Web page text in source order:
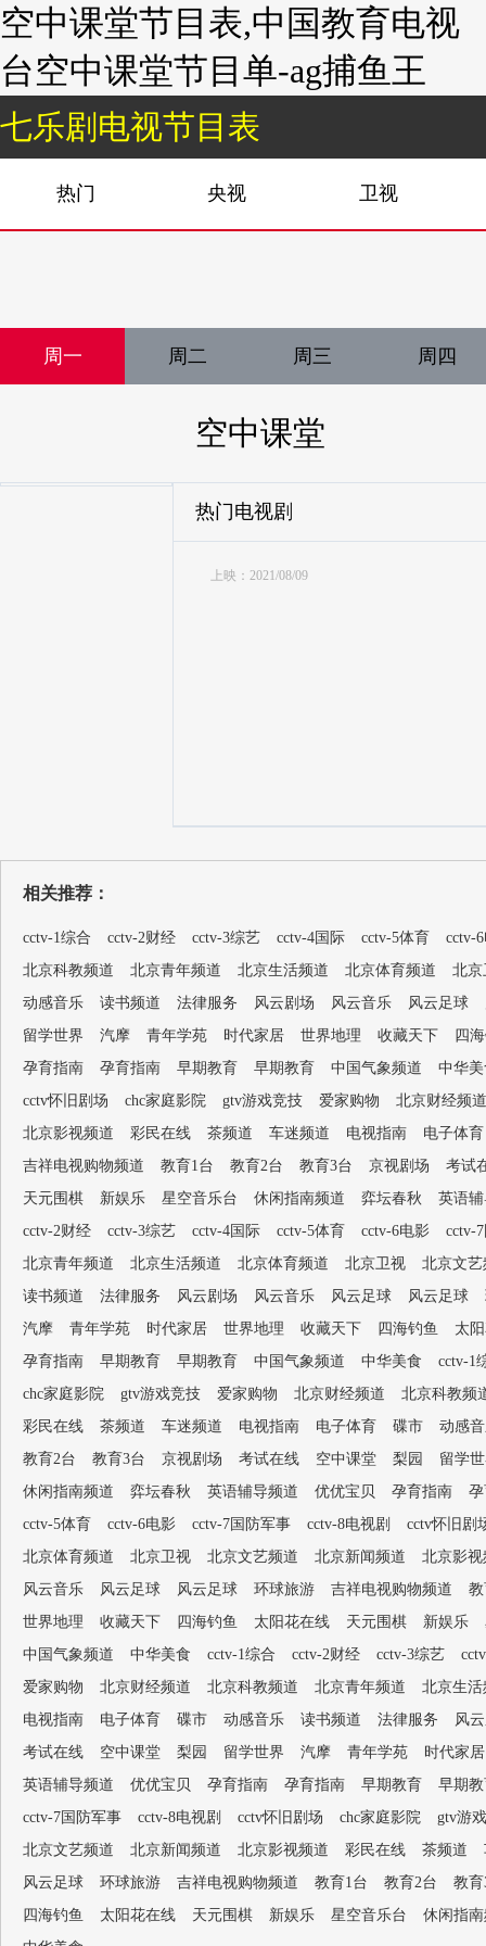
空中课堂节目表,中国教育电视
台空中课堂节目单-ag捕鱼王
七乐剧电视节目表
热门 央视 卫视
周一 周二 周三 周四
空中课堂
热门电视剧
上映：2021/08/09
相关推荐：
cctv-1综合 cctv-2财经 cctv-3综艺 cctv-4国际 cctv-5体育
cctv-
北京科教频道
北京青年频道 北京生活频道 北京体育频道
北京
动感音乐
读书频道 法律服务 风云剧场 风云音乐 风云足球
留学世界
汽摩 青年学苑 时代家居 世界地理 收藏天下
四
孕育指南
孕育指南 早期教育 早期教育 中国气象频道
中华
cctv怀旧剧场
chc家庭影院 gtv游戏竞技 爱家购物
北京财经频道
北京影视频道
彩民在线 茶频道 车迷频道 电视指南
电子体育
吉祥电视购物频道
教育1台 教育2台 教育3台 京视剧场
考试
天元围棋
新娱乐 星空音乐台 休闲指南频道 弈坛春秋
英语
cctv-2财经
cctv-3综艺 cctv-4国际 cctv-5体育 cctv-6电影
cctv-
北京青年频道
北京生活频道 北京体育频道 北京卫视
北京文艺
读书频道
法律服务 风云剧场 风云音乐 风云足球 风云足球
汽摩
青年学苑 时代家居 世界地理 收藏天下 四海钓鱼
太
孕育指南
早期教育 早期教育 中国气象频道 中华美食
cctv-1
chc家庭影院
gtv游戏竞技 爱家购物 北京财经频道
北京科教频
彩民在线
茶频道 车迷频道 电视指南 电子体育 碟市
动感
教育2台
教育3台 京视剧场 考试在线 空中课堂 梨园
留学
休闲指南频道
弈坛春秋 英语辅导频道 优优宝贝 孕育指南
cctv-5体育
cctv-6电影 cctv-7国防军事 cctv-8电视剧
cctv怀旧剧
北京体育频道
北京卫视 北京文艺频道 北京新闻频道
北京影视
风云音乐
风云足球 风云足球 环球旅游 吉祥电视购物频道
世界地理
收藏天下 四海钓鱼 太阳花在线 天元围棋 新娱乐
中国气象频道
中华美食 cctv-1综合 cctv-2财经 cctv-3综艺
爱家购物
北京财经频道 北京科教频道 北京青年频道
北京生活
电视指南
电子体育 碟市 动感音乐 读书频道 法律服务
风
考试在线
空中课堂 梨园 留学世界 汽摩 青年学苑
时代家居
英语辅导频道
优优宝贝 孕育指南 孕育指南 早期教育
早期
cctv-7国防军事
cctv-8电视剧 cctv怀旧剧场 chc家庭影院
gtv游
北京文艺频道
北京新闻频道 北京影视频道 彩民在线 茶频道
风云足球
环球旅游 吉祥电视购物频道 教育1台 教育2台
教
四海钓鱼
太阳花在线 天元围棋 新娱乐 星空音乐台
休闲指